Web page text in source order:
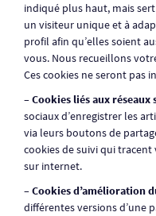
indiqué plus haut, mais
un visiteur unique et à
profil afin qu’elles soient
vous. Nous recueillons
Ces cookies ne seront pas
– Cookies liés aux réseaux
sociaux d’enregistrer les
via leurs boutons de
cookies de suivi qui
sur internet.
– Cookies d’amélioration
différentes versions d’une